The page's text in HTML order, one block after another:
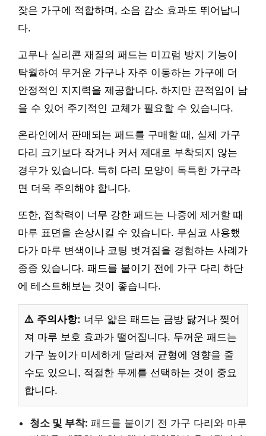
잦은 가구에 적합하며, 소음 감소 효과도 뛰어납니
다.
고무나 실리콘 재질의 패드는 미끄럼 방지 기능이
탁월하여 무거운 가구나 자주 이동하는 가구에 더
안정적인 지지력을 제공합니다. 하지만 끈적임이 남
을 수 있어 주기적인 교체가 필요할 수 있습니다.
온라인에서 판매되는 패드를 구매할 때, 실제 가구
다리 크기보다 작거나 커서 제대로 부착되지 않는
경우가 있습니다. 특히 다리 모양이 독특한 가구라
면 더욱 주의해야 합니다.
또한, 접착력이 너무 강한 패드는 나중에 제거할 때
마루 표면을 손상시킬 수 있습니다. 무심코 사용했
다가 마루 변색이나 코팅 벗겨짐을 경험하는 사례가
종종 있습니다. 패드를 붙이기 전에 가구 다리 하단
에 테스트해보는 것이 좋습니다.
⚠️ 주의사항: 너무 얇은 패드는 금방 닳거나 찢어
져 마루 보호 효과가 떨어집니다. 두꺼운 패드는
가구 높이가 미세하게 달라져 균형에 영향을 줄
수도 있으니, 적절한 두께를 선택하는 것이 중요
합니다.
청소 및 부착: 패드를 붙이기 전 가구 다리와 마루